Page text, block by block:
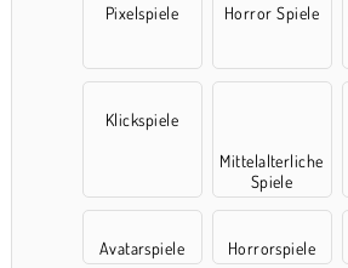
Pixelspiele
Horror Spiele
Klickspiele
Mittelalterliche
Spiele
Avatarspiele Horrorspiele